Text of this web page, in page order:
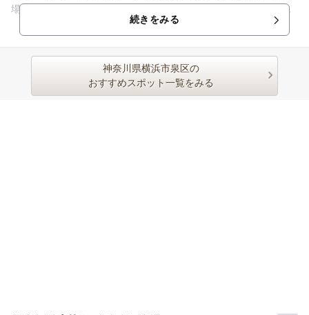
場や遊具広場、芝生広場と通常の遊び場や憩いの場としての機
能も備えた公園です。公園内...続きをみる
神奈川県横浜市泉区の
おすすめスポット一覧をみる